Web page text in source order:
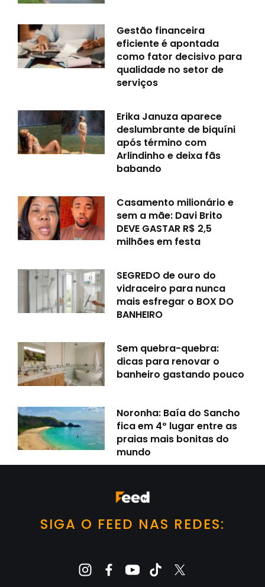
Gestão financeira
eficiente é apontada
como fator decisivo para
qualidade no setor de
serviços
Erika Januza aparece
deslumbrante de biquíni
após término com
Arlindinho e deixa fãs
babando
Casamento milionário e
sem a mãe: Davi Brito
DEVE GASTAR R$ 2,5
milhões em festa
SEGREDO de ouro do
vidraceiro para nunca
mais esfregar o BOX DO
BANHEIRO
Sem quebra-quebra:
dicas para renovar o
banheiro gastando pouco
Noronha: Baía do Sancho
fica em 4º lugar entre as
praias mais bonitas do
mundo
SIGA O FEED NAS REDES: